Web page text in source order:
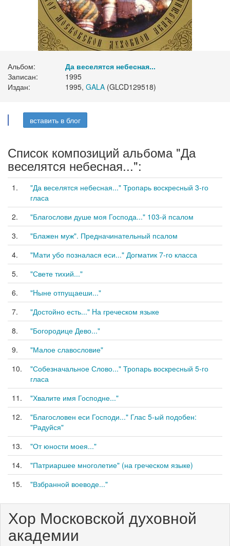
Альбом:
Да веселятся небесная...
Записан:
1995
Издан:
1995, GALA (GLCD129518)
вставить в блог
Список композиций альбома "Да
веселятся небесная...":
1.
"Да веселятся небесная..." Тропарь воскресный 3-го
гласа
2.
"Благослови душе моя Господа..." 103-й псалом
3.
"Блажен муж". Предначинательный псалом
4.
"Мати убо позналася еси..." Догматик 7-го класса
5.
"Свете тихий..."
6.
"Hыне отпущаеши..."
7.
"Достойно есть..." Hа греческом языке
8.
"Богородице Дево..."
9.
"Малое славословие"
10.
"Собезначальное Слово..." Тропарь воскресный 5-го
гласа
11.
"Хвалите имя Господне..."
12.
"Благословен еси Господи..." Глас 5-ый подобен:
"Радуйся"
13.
"От юности моея..."
14.
"Патриаршее многолетие" (на греческом языке)
15.
"Взбранной воеводе..."
Хор Московской духовной
академии